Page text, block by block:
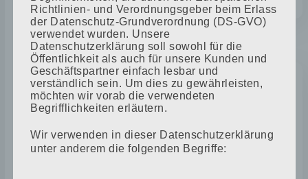
1971
MEISTERPRÜFUNG ULRICH
Richtlinien- und Verordnungsgeber beim Erlass
der Datenschutz-Grundverordnung (DS-GVO)
verwendet wurden. Unsere
Datenschutzerklärung soll sowohl für die
Öffentlichkeit als auch für unsere Kunden und
Geschäftspartner einfach lesbar und
verständlich sein. Um dies zu gewährleisten,
möchten wir vorab die verwendeten
Begrifflichkeiten erläutern.
Wir verwenden in dieser Datenschutzerklärung
unter anderem die folgenden Begriffe: